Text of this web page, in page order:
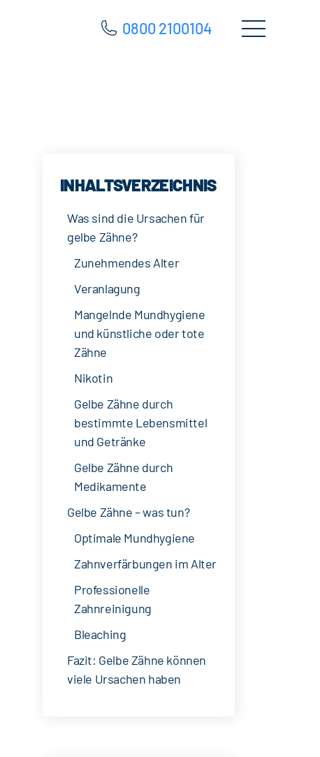
0800 2100104
INHALTSVERZEICHNIS
Was sind die Ursachen für
gelbe Zähne?
Zunehmendes Alter
Veranlagung
Mangelnde Mundhygiene
und künstliche oder tote
Zähne
Nikotin
Gelbe Zähne durch
bestimmte Lebensmittel
und Getränke
Gelbe Zähne durch
Medikamente
Gelbe Zähne – was tun?
Optimale Mundhygiene
Zahnverfärbungen im Alter
Professionelle
Zahnreinigung
Bleaching
Fazit: Gelbe Zähne können
viele Ursachen haben